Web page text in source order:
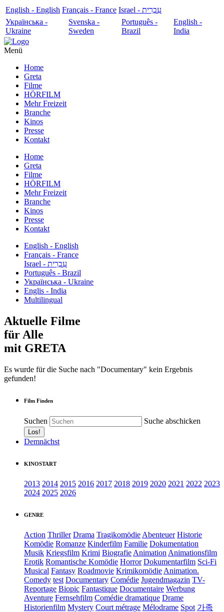
English - English Français - France
עִבְרִית - Israel
Українська -
Ukraine
Svenska -
Sweden
Português -
Brazil
English -
India
Menü
Home
Greta
Filme
HÖRFILM
Mehr Freizeit
Branche
Kinos
Presse
Kontakt
Home
Greta
Filme
HÖRFILM
Mehr Freizeit
Branche
Kinos
Presse
Kontakt
English - English
Français - France
עִבְרִית - Israel
Português - Brazil
Українська - Ukraine
Englis - India
Multilingual
Aktuelle Filme
für Alle
mit GRETA
Es wurde für die Suche nach "Documentary" kein Ergebnis
gefunden!
Film Finden
Suchen Suche abschicken
Demnächst
KINOSTART
2013 2014 2015 2016 2017 2018 2019 2020 2021 2022 2023
2024 2025 2026
GENRE
Action Thriller Drama Tragikomödie Abenteuer Historie
Komödie Romanze Kinderfilm Familie Dokumentation
Musik Kriegsfilm Krimi Biografie Animation Animationsfilm
Erotik Romantische Komödie Horror Dokumentarfilm Sci-Fi
Musical Fantasy Roadmovie Krimikomödie Animation.
Comedy test Documentary Comédie Jugendmagazin TV-
Reportage Biopic Fantastique Documentaire Werbung
Aventure Fernsehfilm Comédie dramatique Drame
Historienfilm Mystery Court métrage Mélodrame Spot 가족